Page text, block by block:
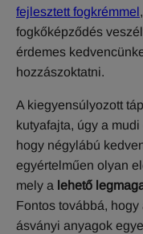
fejlesztett fogkrémmel
fogkőképződés
érdemes
hozzászoktatni.
A kiegyensúlyozott
kutyafajta, úgy a
hogy négylábú
egyértelműen olyan
mely a lehető
Fontos továbbá,
ásványi anyagok